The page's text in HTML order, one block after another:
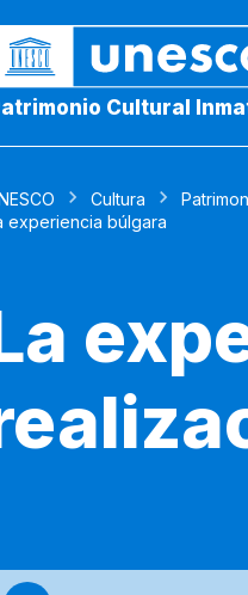
Cultural
Cultura
experiencia búlgara